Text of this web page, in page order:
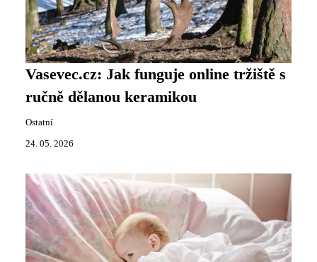
Vasevec.cz: Jak funguje online tržiště s
ručně dělanou keramikou
Ostatní
24. 05. 2026